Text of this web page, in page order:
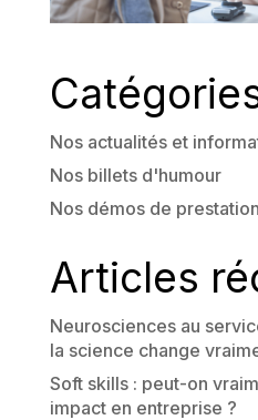
Nos actualités et
Nos billets d'humour
Nos démos de
Articles
Neurosciences au
la science change
Soft skills : peut-on
impact en entreprise ?